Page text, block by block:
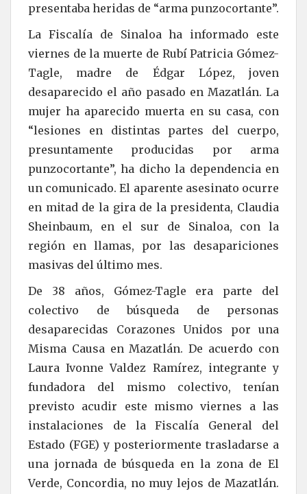
presentaba heridas de “arma punzocortante”.
La Fiscalía de Sinaloa ha informado este
viernes de la muerte de Rubí Patricia Gómez-
Tagle, madre de Édgar López, joven
desaparecido el año pasado en Mazatlán. La
mujer ha aparecido muerta en su casa, con
“lesiones en distintas partes del cuerpo,
presuntamente producidas por arma
punzocortante”, ha dicho la dependencia en
un comunicado. El aparente asesinato ocurre
en mitad de la gira de la presidenta, Claudia
Sheinbaum, en el sur de Sinaloa, con la
región en llamas, por las desapariciones
masivas del último mes.
De 38 años, Gómez-Tagle era parte del
colectivo de búsqueda de personas
desaparecidas Corazones Unidos por una
Misma Causa en Mazatlán. De acuerdo con
Laura Ivonne Valdez Ramírez, integrante y
fundadora del mismo colectivo, tenían
previsto acudir este mismo viernes a las
instalaciones de la Fiscalía General del
Estado (FGE) y posteriormente trasladarse a
una jornada de búsqueda en la zona de El
Verde, Concordia, no muy lejos de Mazatlán.